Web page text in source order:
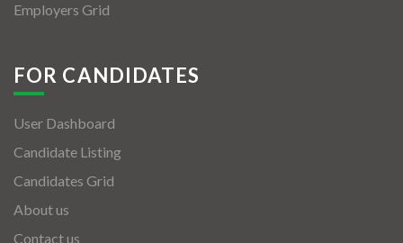
Employers Grid
FOR CANDIDATES
User Dashboard
Candidate Listing
Candidates Grid
About us
Contact us